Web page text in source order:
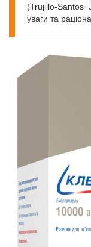
(Trujillo-Santos
уваги та